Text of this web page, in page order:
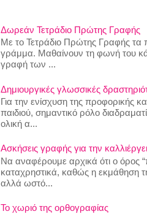
Δωρεάν Τετράδιο Πρώτης Γραφής
Με το Τετράδιο Πρώτης Γραφής τα
γράμμα. Μαθαίνουν τη φωνή του
γραφή των ...
Δημιουργικές γλωσσικές
Για την ενίσχυση της προφορικής
παιδιού, σημαντικό ρόλο
ολική α...
Ασκήσεις γραφής για την
Να αναφέρουμε αρχικά ότι ο όρος
καταχρηστικά, καθώς η εκμάθηση
αλλά ωστό...
Το χωριό της ορθογραφίας